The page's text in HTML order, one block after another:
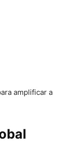
amplificar a